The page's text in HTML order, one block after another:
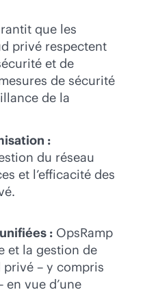
que les
privé respectent
et de
de sécurité
de la
:
du réseau
et l’efficacité des
: OpsRamp
et la gestion de
– y compris
en vue d’une